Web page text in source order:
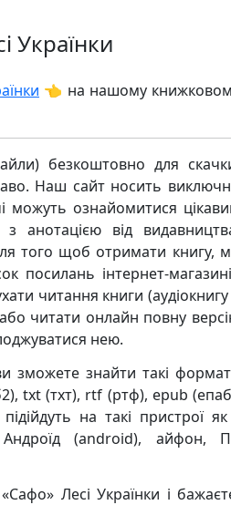
Українки
👈 на нашому
безкоштовно для
Наш сайт носить
можуть ознайомитися
анотацією від
того щоб отримати книгу,
посилань інтернет-
читання книги
читати онлайн повну
нею.
зможете знайти такі
txt (тхт), rtf (ртф), epub
на такі пристрої
(android), айфон,
Лесі Українки і